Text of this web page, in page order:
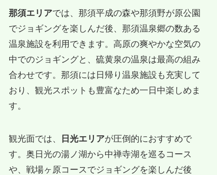
那須エリアでは、那須平成の森や那須野が原公園
でジョギングを楽しんだ後、那須温泉郷の数ある
温泉施設を利用できます。高原の爽やかな空気の
中でのジョギングと、硫黄泉の温泉は最高の組み
合わせです。那須には日帰り温泉施設も充実して
おり、観光スポットも豊富なため一日中楽しめま
す。
観光面では、 日光エリアが圧倒的におすすめで
す。奥日光の湯ノ湖から中禅寺湖を巡るコース
や、戦場ヶ原コースでジョギングを楽しんだ後